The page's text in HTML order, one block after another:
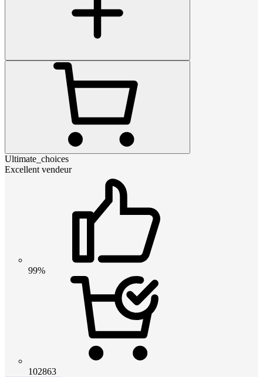
Ultimate_choices
Excellent vendeur
99%
102863